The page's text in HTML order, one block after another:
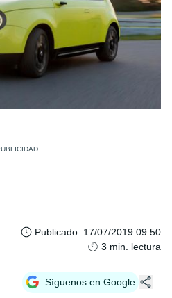
Publicado: 17/07/2019 09:50
3 min. lectura
Síguenos en Google